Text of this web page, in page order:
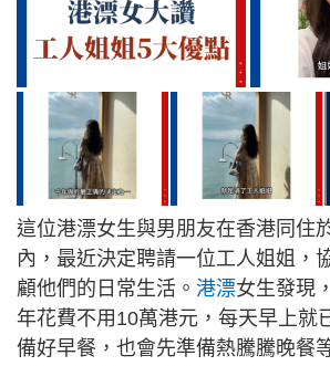
這位港漂女生與男朋友在香港同住
內，最近決定聘請一位工人姐姐，
顧他們的日常生活。 港漂女生發現
年花費不用10萬港元，每天早上就
備好早餐，也會先準備熱騰騰晚餐